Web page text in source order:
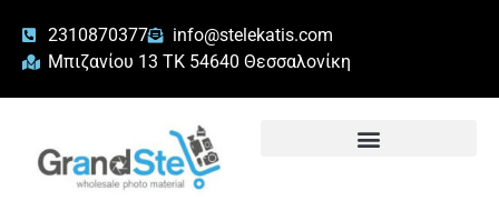
2310870377
info@stelekatis.com
Μπιζανίου 13 ΤΚ 54640 Θεσσαλονίκη